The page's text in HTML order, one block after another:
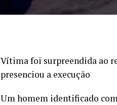
Vítima foi surpreendida ao
presenciou a execução
Um homem identificado